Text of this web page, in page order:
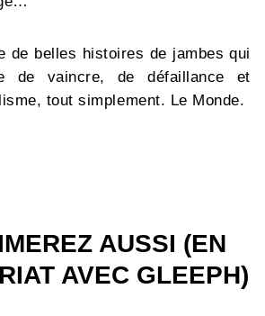
de belles histoires de jambes qui
de vaincre, de défaillance et
tout simplement. Le Monde.
AUSSI (EN
AVEC GLEEPH)